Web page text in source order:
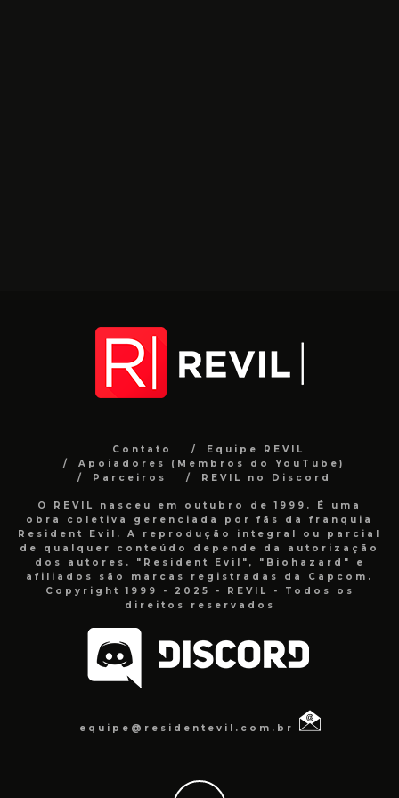
Contato
Equipe REVIL
Apoiadores (Membros do YouTube)
Parceiros
REVIL no Discord
O REVIL nasceu em outubro de 1999. É uma
obra coletiva gerenciada por fãs da franquia
Resident Evil. A reprodução integral ou parcial
de qualquer conteúdo depende da autorização
dos autores. "Resident Evil", "Biohazard" e
afiliados são marcas registradas da Capcom.
Copyright 1999 - 2025 - REVIL - Todos os
direitos reservados
equipe@residentevil.com.br